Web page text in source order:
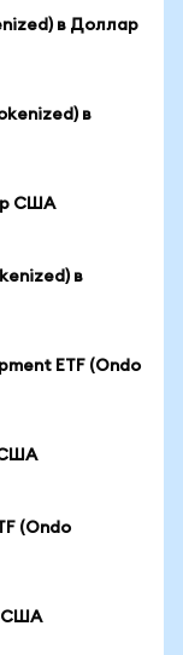
в Доллар
в
США
в
ETF (Ondo
США
(Ondo
США